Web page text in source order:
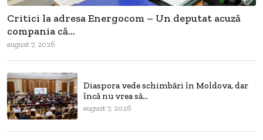
Critici la adresa Energocom – Un deputat acuză
compania că...
august 7, 2026
Diaspora vede schimbări în Moldova, dar
încă nu vrea să...
august 7, 2026